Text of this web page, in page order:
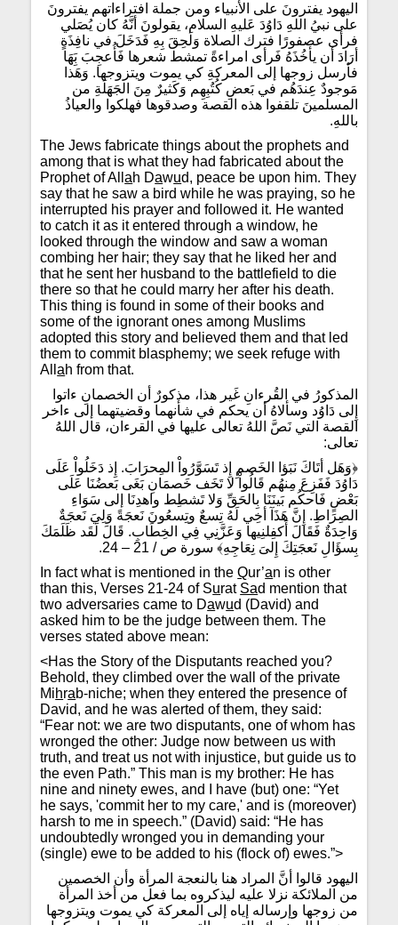
اليهود يفترونَ على الأنبياء ومن جملة افتراءاتهم يفترونَ
على نبيُ اللهِ دَاوُدَ عَليهِ السلام، يقولونَ أنَّهُ كان يُصَلي
فرأى عصفورًا فترك الصلاة وَلَحِقَ بِهِ فَدَخَلَ في نافِذَةٍ
أرَادَ أن يأخُذَهُ فَرأى امراءةً تمشط شعرها فَأُعجِبَ بَِهَا
فأرسل زوجها إلى المعركةِ كي يموت ويتزوجها. وَهَذا
مَوجودٌ عِندَهُم في بَعضِ كُتُبِهِم وَكَثيرٌ مِنَ الجَهَلَةِ من
المسلمينَ تلقفوا هذه القصة وصدقوها فهلكوا والعياذُ
باللهِ.
The Jews fabricate things about the prophets and
among that is what they had fabricated about the
Prophet of Allah Dawud, peace be upon him. They
say that he saw a bird while he was praying, so he
interrupted his prayer and followed it. He wanted
to catch it as it entered through a window, he
looked through the window and saw a woman
combing her hair; they say that he liked her and
that he sent her husband to the battlefield to die
there so that he could marry her after his death.
This thing is found in some of their books and
some of the ignorant ones among Muslims
adopted this story and believed them and that led
them to commit blasphemy; we seek refuge with
Allah from that.
المذكورُ في القُرءانِ غَير هذا، مذكورٌ أن الخصمانِ ءاتوا
إِلى دَاوُد وسألاهُ أن يحكم في شأنهما وقضيتهما إلى ءاخر
القصة التي نَصَّ اللهُ تعالى عليها في القرءان، قال اللهُ
تعالى:
﴿وَهَل أتَاكَ نَبَؤا الخَصمِ إِذ تَسَوَّرُواْ المِحرَابَ. إِذ دَخَلُواْ عَلَى
دَاوُدَ فَفَزِعَ مِنهُم قَالُواْ لا تَخَف خَصمَانِ بَغَى بَعضُنَا عَلَى
بَعْضٍ فَاحكُم بَينَنَا بِالحَقِّ وَلا تَشطِط واهدِنَا إلى سَوَاءِ
الصِرَاطِ. إِنَّ هَذَآ أخِي لَهُ تِسعٌ وتِسعُونَ نَعجَةً وَلِيَ نَعجَةٌ
وَاحِدَةٌ فَقَالَ أَكفِلنِيها وَعَزَّنِي فِي الخِطَابِ. قَالَ لَقَد ظَلَمَكَ
بِسؤَالِ نَعجَتِكَ إِلىَ نِعَاجِهِ﴾ سورة ص / 21 – 24.
In fact what is mentioned in theQur’an is other
than this, Verses 21-24 of Surat Sad mention that
two adversaries came to Dawud (David) and
asked him to be the judge between them. The
verses stated above mean:
<Has the Story of the Disputants reached you?
Behold, they climbed over the wall of the private
Mihrab-niche; when they entered the presence of
David, and he was alerted of them, they said:
“Fear not: we are two disputants, one of whom has
wronged the other: Judge now between us with
truth, and treat us not with injustice, but guide us to
the even Path.” This man is my brother: He has
nine and ninety ewes, and I have (but) one: “Yet
he says, 'commit her to my care,' and is (moreover)
harsh to me in speech.” (David) said: “He has
undoubtedly wronged you in demanding your
(single) ewe to be added to his (flock of) ewes.”>
اليهود قالوا أنَّ المراد هنا بالنعجة المرأة وأن الخصمين
من الملائكة نزلا عليه ليذكروه بما فعل من أخذ المرأة
من زوجها وإرساله إياه إلى المعركة كي يموت ويتزوجها